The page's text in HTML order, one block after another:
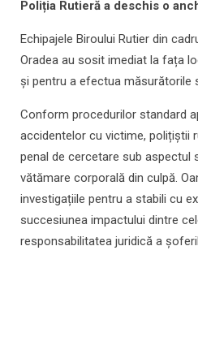
Poliția Rutieră a deschis o
Echipajele Biroului Rutier din
Oradea au sosit imediat la fața
și pentru a efectua măsurătorile
Conform procedurilor standard
accidentelor cu victime, polițiștii
penal de cercetare sub aspectul
vătămare corporală din culpă.
investigațiile pentru a stabili cu
succesiunea impactului dintre
responsabilitatea juridică a